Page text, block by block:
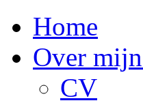
Home
Over
CV